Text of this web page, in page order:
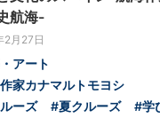
航海-
2月27日
アート
家カナマルトモヨシ
ーズ
#夏クルーズ
#学